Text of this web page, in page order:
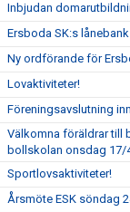
Inbjudan
Ersboda SK:s lånebank
Ny ordförande för
Lovaktiviteter!
Föreningsavslutning
Välkomna föräldrar till
bollskolan onsdag 17/
Sportlovsaktiviteter!
Årsmöte ESK söndag